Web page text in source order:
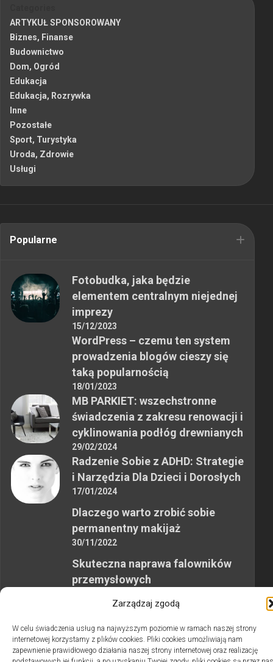
Zarządzaj zgodą
W celu świadczenia usług na najwyższym poziomie w ramach naszej strony
internetowej korzystamy z plików cookies. Pliki cookies umożliwiają nam
zapewnienie prawidłowego działania naszej strony internetowej oraz realizację
ARTYKUŁ SPONSOROWANY
Biznes, Finanse
Budownictwo
Dom, Ogród
Edukacja
Edukacja, Rozrywka
Inne
Pozostałe
Sport, Turystyka
Uroda, Zdrowie
Usługi
Popularne
Fotobudka, jaka będzie
elementem centralnym niejednej
imprezy
15/12/2023
WordPress – czemu ten system
prowadzenia blogów cieszy się
taką popularnością
18/01/2023
MB PARKIET: wszechstronne
świadczenia z zakresu renowacji i
cyklinowania podłóg drewnianych
29/02/2024
Radzenie Sobie z ADHD: Strategie
i Narzędzia Dla Dzieci i Dorosłych
17/01/2024
Dlaczego warto zrobić sobie
permanentny makijaż
30/11/2022
Skuteczna naprawa falowników
przemysłowych